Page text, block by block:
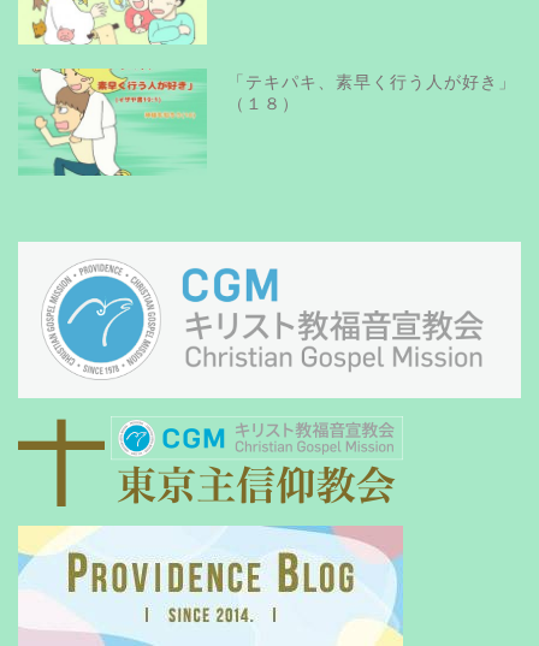
「テキパキ、素早く行う人が好き」
（１８）